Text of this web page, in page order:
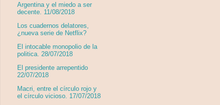
Argentina y el miedo a ser
decente. 11/08/2018
Los cuadernos delatores,
¿nueva serie de Netflix?
El intocable monopolio de la
politica. 28/07/2018
El presidente arrepentido
22/07/2018
Macri, entre el círculo rojo y
el círculo vicioso. 17/07/2018